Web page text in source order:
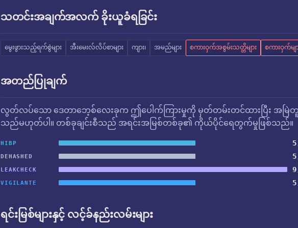
သတင်းအချက်အလက် ခိုးယူခံရခြင်း
မွေးဖွားသည့်ရက်စွဲများ အီးမေးလ်လိပ်စာများ ကျား၊ အမည်များ စကားဝှက်အစွမ်းသတ္တိများ စကားဝှက်မျ
အတည်ပြုချက်
လွတ်လပ်သော ဒေတာဘေ့စ်လေးခုက ဤပေါက်ကြားမှုကို မှတ်တမ်းတင်ထားပြီး အမြဲ
သည်မဟုတ်ပါ။ တစ်ခုချင်းစီသည် အရင်းအမြစ်တစ်ခု၏ ကိုယ်ပိုင်ရေတွက်မှုဖြစ်သည်။
HIBP
DEHASHED
LEAKCHECK
VIGILANTE
ရင်းမြစ်များနှင့် လင့်ခ်နည်းလမ်းများ